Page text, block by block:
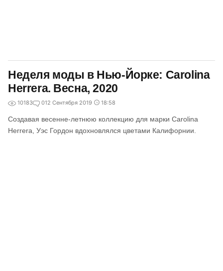
Неделя моды в Нью-Йорке: Carolina
Herrera. Весна, 2020
10183 012 Сентября 2019 18:58
Создавая весенне-летнюю коллекцию для марки Carolina
Herrera, Уэс Гордон вдохновлялся цветами Калифорнии.